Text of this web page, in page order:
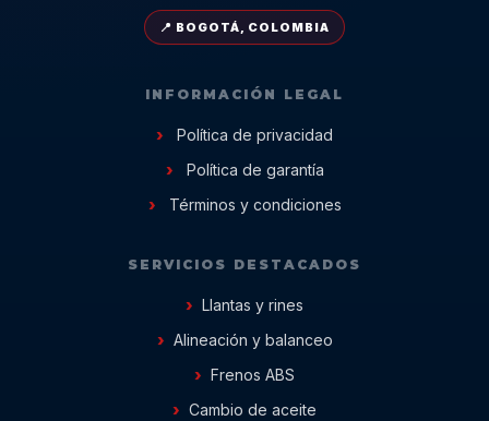
📍 BOGOTÁ, COLOMBIA
INFORMACIÓN LEGAL
Política de privacidad
Política de garantía
Términos y condiciones
SERVICIOS DESTACADOS
Llantas y rines
Alineación y balanceo
Frenos ABS
Cambio de aceite